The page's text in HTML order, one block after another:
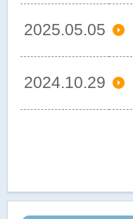
2025.05.05
2024.10.29